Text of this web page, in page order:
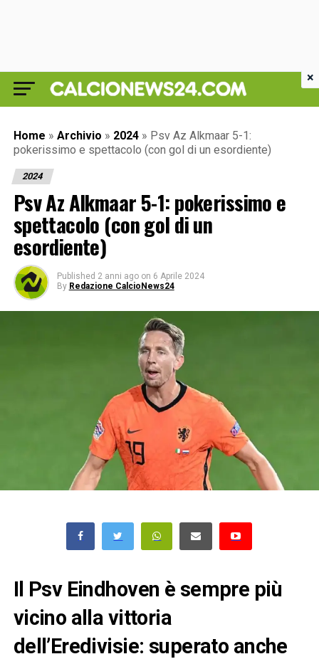
Home » Archivio » 2024 » Psv Az Alkmaar 5-1:
pokerissimo e spettacolo (con gol di un esordiente)
2024
Psv Az Alkmaar 5-1: pokerissimo e
spettacolo (con gol di un
esordiente)
Published 2 anni ago on 6 Aprile 2024
By Redazione CalcioNews24
Il Psv Eindhoven è sempre più
vicino alla vittoria
dell’Eredivisie: superato anche
×